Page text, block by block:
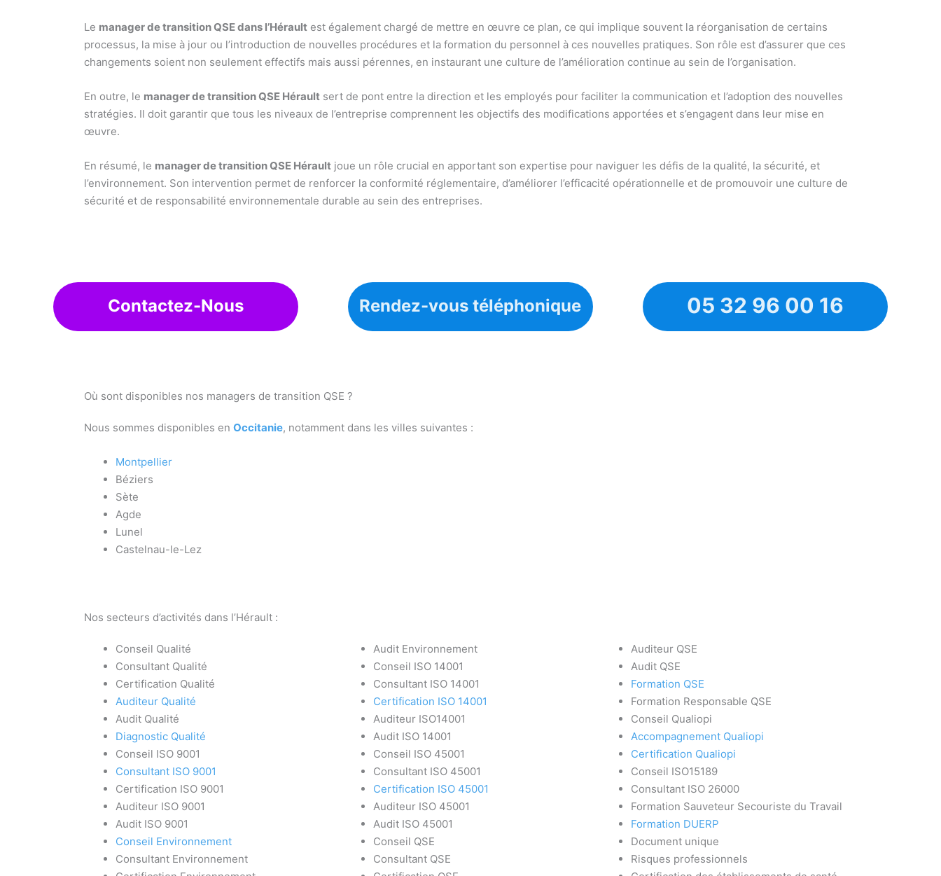
Le manager de transition QSE dans l’Hérault est également chargé de mettre en œuvre ce plan, ce qui implique souvent la réorganisation de certains
processus, la mise à jour ou l’introduction de nouvelles procédures et la formation du personnel à ces nouvelles pratiques. Son rôle est d’assurer que ces
changements soient non seulement effectifs mais aussi pérennes, en instaurant une culture de l’amélioration continue au sein de l’organisation.
En outre, le manager de transition QSE Hérault sert de pont entre la direction et les employés pour faciliter la communication et l’adoption des nouvelles
stratégies. Il doit garantir que tous les niveaux de l’entreprise comprennent les objectifs des modifications apportées et s’engagent dans leur mise en
œuvre.
En résumé, le manager de transition QSE Hérault joue un rôle crucial en apportant son expertise pour naviguer les défis de la qualité, la sécurité, et
l’environnement. Son intervention permet de renforcer la conformité réglementaire, d’améliorer l’efficacité opérationnelle et de promouvoir une culture de
sécurité et de responsabilité environnementale durable au sein des entreprises.
Contactez-Nous Rendez-vous téléphonique 05 32 96 00 16
Où sont disponibles nos managers de transition QSE ?
Nous sommes disponibles enOccitanie, notamment dans les villes suivantes :
Montpellier
Béziers
Sète
Agde
Lunel
Castelnau-le-Lez
Nos secteurs d’activités dans l’Hérault :
Conseil Qualité
Consultant Qualité
Certification Qualité
Auditeur Qualité
Audit Qualité
Diagnostic Qualité
Conseil ISO 9001
Consultant ISO 9001
Certification ISO 9001
Auditeur ISO 9001
Audit ISO 9001
Conseil Environnement
Consultant Environnement
Audit Environnement
Conseil ISO 14001
Consultant ISO 14001
Certification ISO 14001
Auditeur ISO14001
Audit ISO 14001
Conseil ISO 45001
Consultant ISO 45001
Certification ISO 45001
Auditeur ISO 45001
Audit ISO 45001
Conseil QSE
Consultant QSE
Auditeur QSE
Audit QSE
Formation QSE
Formation Responsable QSE
Conseil Qualiopi
Accompagnement Qualiopi
Certification Qualiopi
Conseil ISO15189
Consultant ISO 26000
Formation Sauveteur Secouriste du Travail
Formation DUERP
Document unique
Risques professionnels